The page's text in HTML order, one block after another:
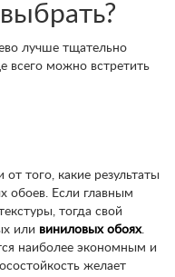
лучше тщательно
всего можно встретить
того, какие результаты
обоев. Если главным
тогда свой
или виниловых обоях.
наиболее экономным и
желает